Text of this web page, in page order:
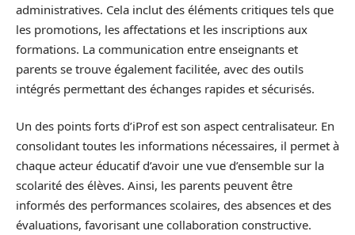
administratives. Cela inclut des éléments critiques tels que
les promotions, les affectations et les inscriptions aux
formations. La communication entre enseignants et
parents se trouve également facilitée, avec des outils
intégrés permettant des échanges rapides et sécurisés.
Un des points forts d’iProf est son aspect centralisateur. En
consolidant toutes les informations nécessaires, il permet à
chaque acteur éducatif d’avoir une vue d’ensemble sur la
scolarité des élèves. Ainsi, les parents peuvent être
informés des performances scolaires, des absences et des
évaluations, favorisant une collaboration constructive.